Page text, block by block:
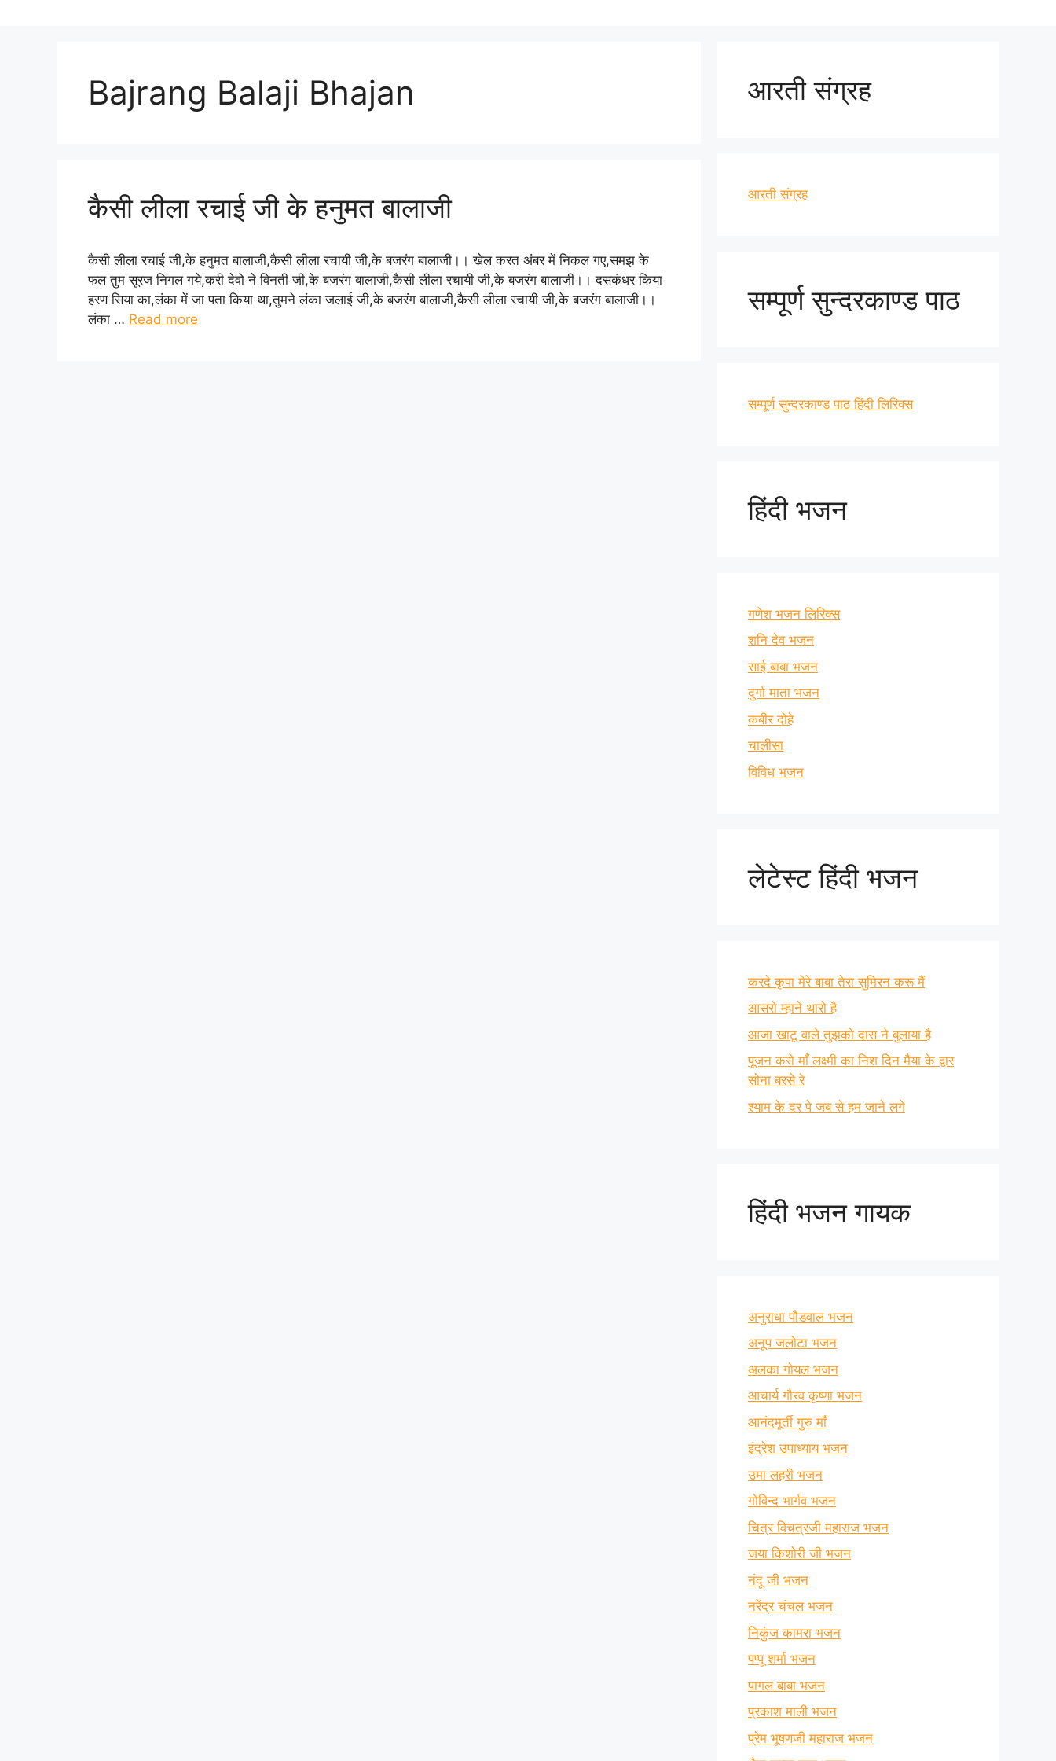
Bajrang Balaji Bhajan
कैसी लीला रचाई जी के हनुमत बालाजी
कैसी लीला रचाई जी,के हनुमत बालाजी,कैसी लीला रचायी जी,के बजरंग बालाजी।। खेल करत अंबर में निकल गए,समझ के
फल तुम सूरज निगल गये,करी देवो ने विनती जी,के बजरंग बालाजी,कैसी लीला रचायी जी,के बजरंग बालाजी।। दसकंधर किया
हरण सिया का,लंका में जा पता किया था,तुमने लंका जलाई जी,के बजरंग बालाजी,कैसी लीला रचायी जी,के बजरंग बालाजी।।
लंका … Read more
आरती संग्रह
आरती संग्रह
सम्पूर्ण सुन्दरकाण्ड पाठ
सम्पूर्ण सुन्दरकाण्ड पाठ हिंदी लिरिक्स
हिंदी भजन
गणेश भजन लिरिक्स
शनि देव भजन
साई बाबा भजन
दुर्गा माता भजन
कबीर दोहे
चालीसा
विविध भजन
लेटेस्ट हिंदी भजन
करदे कृपा मेरे बाबा तेरा सुमिरन करू मैं
आसरो म्हाने थारो है
आजा खाटू वाले तुझको दास ने बुलाया है
पूजन करो माँ लक्ष्मी का निश दिन मैया के द्वार
सोना बरसे रे
श्याम के दर पे जब से हम जाने लगे
हिंदी भजन गायक
अनुराधा पौडवाल भजन
अनूप जलोटा भजन
अलका गोयल भजन
आचार्य गौरव कृष्णा भजन
आनंदमूर्ती गुरु माँ
इंद्रेश उपाध्याय भजन
उमा लहरी भजन
गोविन्द भार्गव भजन
चित्र विचत्रजी महाराज भजन
जया किशोरी जी भजन
नंदू जी भजन
नरेंद्र चंचल भजन
निकुंज कामरा भजन
पप्पू शर्मा भजन
पागल बाबा भजन
प्रकाश माली भजन
प्रेम भूषणजी महाराज भजन